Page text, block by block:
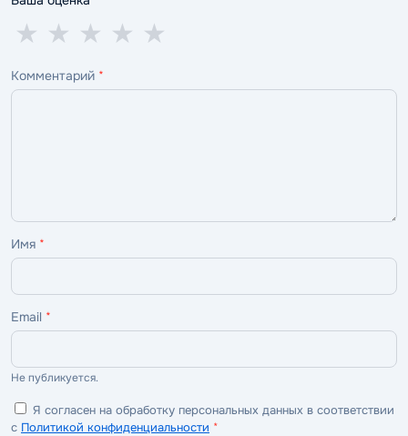
5
—
★
4
—
★
3
—
★
2
—
★
1
—
★
Комментарий *
Имя *
Email *
Не публикуется.
Я согласен на обработку персональных данных в соответствии
с Политикой конфиденциальности *